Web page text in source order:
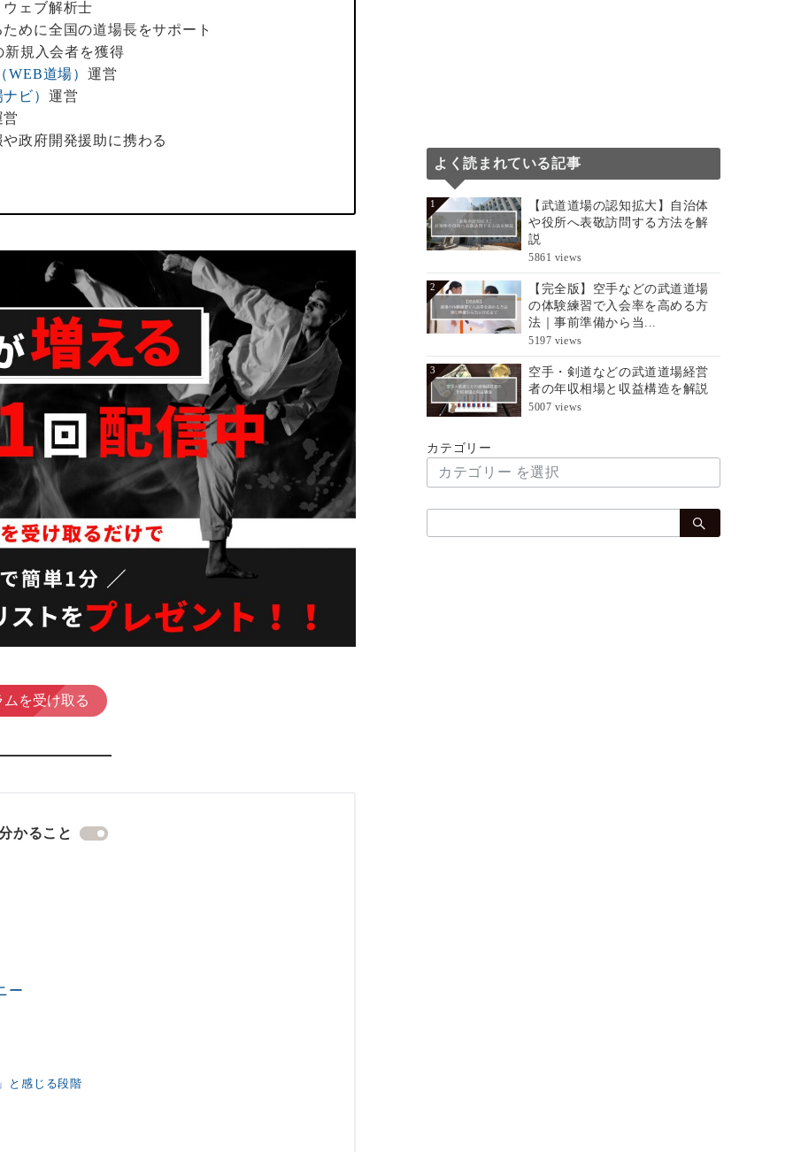
ェブ解析士
めに全国の道場長をサポート
新規入会者を獲得
WEB道場）運営
ビ） 運営
政府開発援助に携わる
ムを受け取る
かること
ー
と感じる段階
よく読まれている記事
1
【武道道場の認知拡大】自治体
や役所へ表敬訪問する方法を解
説
5861 views
2
【完全版】空手などの武道道場
の体験練習で入会率を高める方
法｜事前準備から当...
5197 views
3
空手・剣道などの武道道場経営
者の年収相場と収益構造を解説
5007 views
カテゴリー
索：